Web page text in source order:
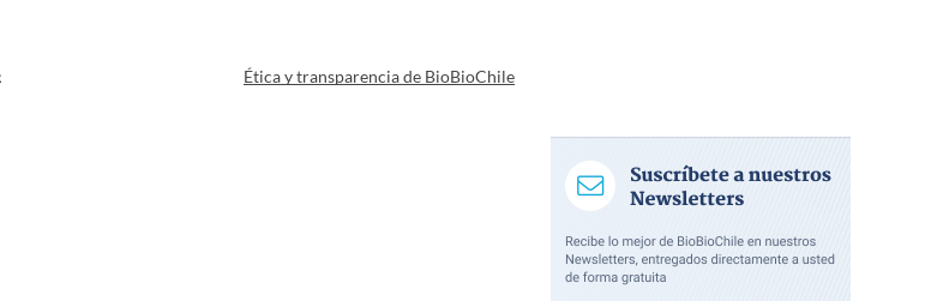
Ética y transparencia de BioBioChile